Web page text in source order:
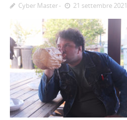
Cyber Master 21 settembre 2021